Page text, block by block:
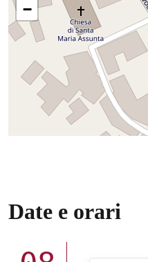
−
Date e orari